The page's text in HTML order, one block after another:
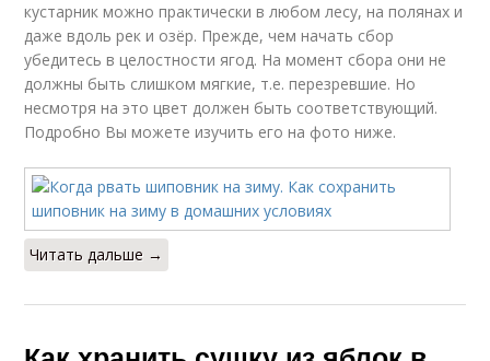
кустарник можно практически в любом лесу, на полянах и
даже вдоль рек и озёр. Прежде, чем начать сбор
убедитесь в целостности ягод. На момент сбора они не
должны быть слишком мягкие, т.е. перезревшие. Но
несмотря на это цвет должен быть соответствующий.
Подробно Вы можете изучить его на фото ниже.
Читать дальше →